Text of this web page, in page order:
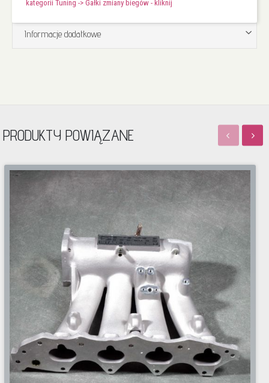
kategorii Tuning -> Gałki zmiany biegów - kliknij
Informacje dodatkowe
PRODUKTY POWIĄZANE